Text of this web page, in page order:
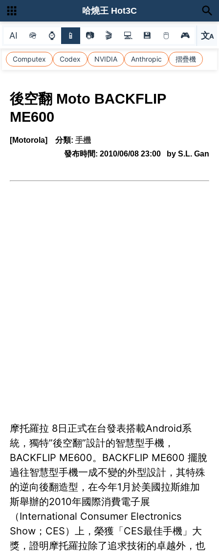
AI 🪖 ⌚ 📱 📷 🎬 💻 💾 🖱 🎮 文A
選
Computex Codex NVIDIA Anthropic 摺疊機
哈燒王 Hot3C
後空翻 Moto BACKFLIP
ME600
[Motorola] 分類: 手機
發布時間: 2010/06/08 23:00 by S.L. Gan
摩托羅拉 8日正式在台發表搭載Android系
統，獨特”後空翻”設計的智慧型手機，
BACKFLIP ME600。BACKFLIP ME600 擺脫
過往智慧型手機一成不變的外型設計，其特殊
的逆向後翻造型，在今年1月於美國拉斯維加
斯舉辦的2010年國際消費電子展
（International Consumer Electronics
Show；CES）上，榮獲「CES最佳手機」大
獎，證明摩托羅拉除了追求技術的卓越外，也